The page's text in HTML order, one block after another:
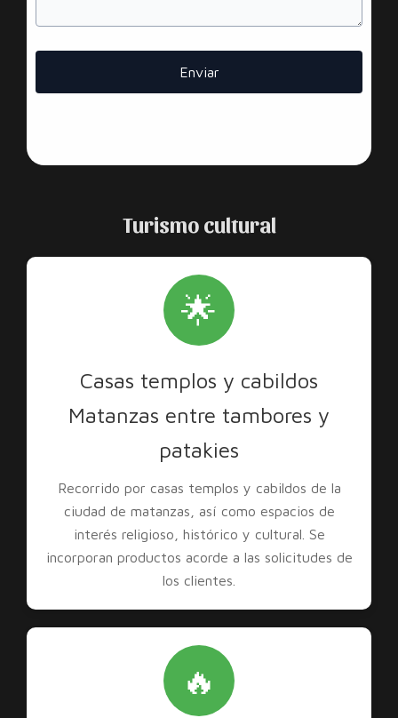
Enviar
Turismo cultural
🌟
Casas templos y cabildos
Matanzas entre tambores y
patakies
Recorrido por casas templos y cabildos de la
ciudad de matanzas, así como espacios de
interés religioso, histórico y cultural. Se
incorporan productos acorde a las solicitudes de
los clientes.
🔥